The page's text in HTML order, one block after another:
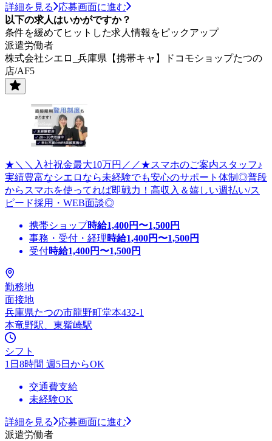
詳細を見る
応募画面に進む
以下の求人はいかがですか？
条件を緩めてヒットした求人情報をピックアップ
派遣労働者
株式会社シエロ_兵庫県【携帯キャ】ドコモショップたつの
店/AF5
★＼＼入社祝金最大10万円／／★スマホのご案内スタッフ♪
実績豊富なシエロなら未経験でも安心のサポート体制◎普段
からスマホを使ってれば即戦力！高収入＆嬉しい週払い/ス
ピード採用・WEB面談◎
携帯ショップ時給1,400円〜1,500円
事務・受付・経理時給1,400円〜1,500円
受付時給1,400円〜1,500円
勤務地
面接地
兵庫県たつの市龍野町堂本432-1
本竜野駅、東觜崎駅
シフト
1日8時間 週5日からOK
交通費支給
未経験OK
詳細を見る
応募画面に進む
派遣労働者